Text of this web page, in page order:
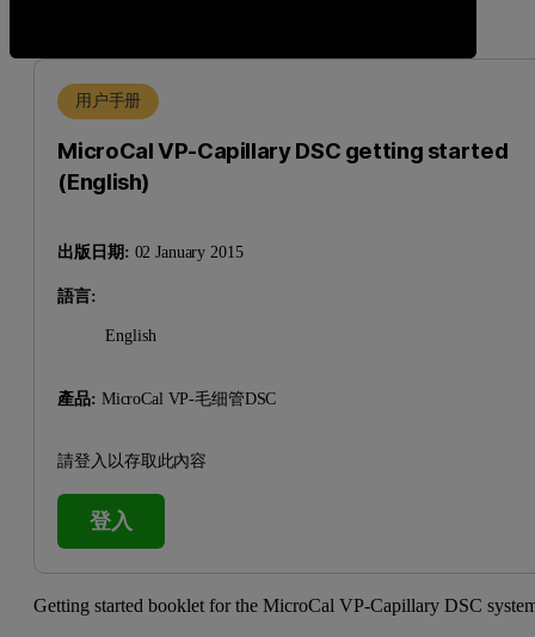
用户手册
MicroCal VP-Capillary DSC getting started
(English)
出版日期: 02 January 2015
語言:
English
產品: MicroCal VP-毛细管DSC
請登入以存取此內容
登入
Getting started booklet for the MicroCal VP-Capillary DSC